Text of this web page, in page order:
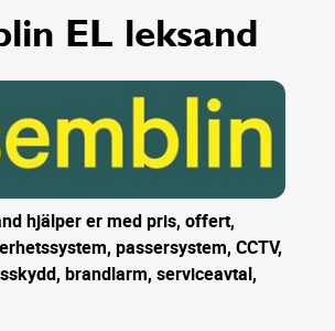
EL leksand
hjälper er med pris, offert,
passersystem, CCTV,
brandlarm, serviceavtal,